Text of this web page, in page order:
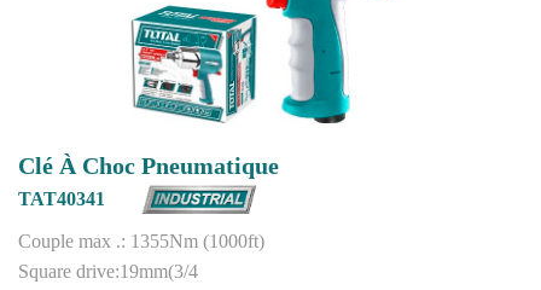
Clé À Choc Pneumatique
TAT40341
Couple max .: 1355Nm (1000ft)
Square drive:19mm(3/4